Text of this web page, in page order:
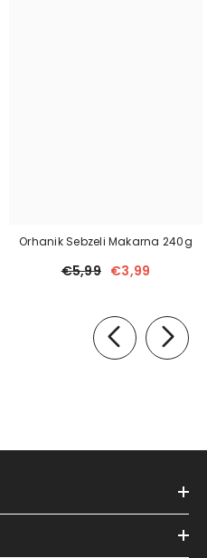
Orhanik Sebzeli Makarna 240g
€5,99 €3,99